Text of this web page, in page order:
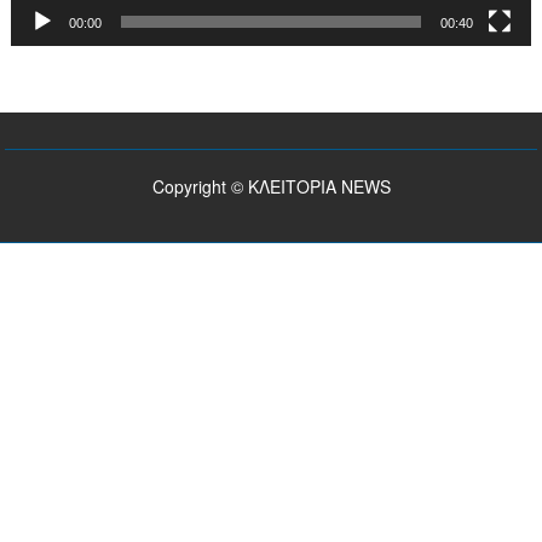
00:00 00:40
Copyright © ΚΛΕΙΤΟΡΙΑ NEWS